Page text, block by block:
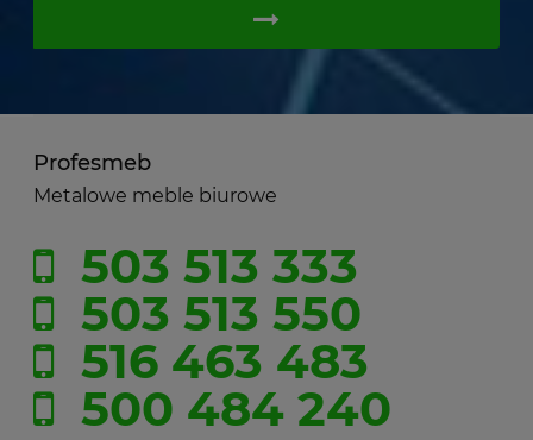
Profesmeb
Metalowe meble biurowe
503 513 333
503 513 550
516 463 483
500 484 240